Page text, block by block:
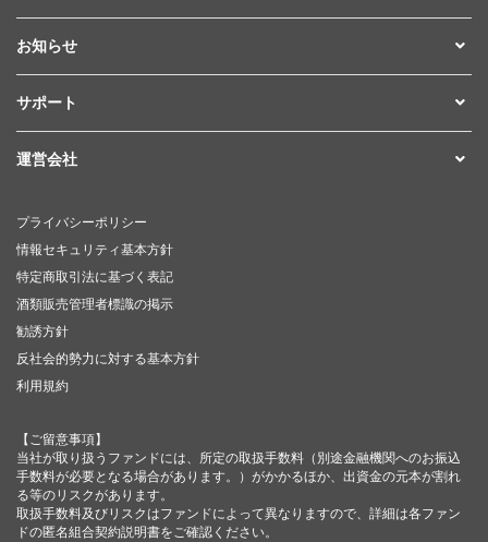
お知らせ
サポート
運営会社
プライバシーポリシー
情報セキュリティ基本方針
特定商取引法に基づく表記
酒類販売管理者標識の掲示
勧誘方針
反社会的勢力に対する基本方針
利用規約
【ご留意事項】
当社が取り扱うファンドには、所定の取扱手数料（別途金融機関へのお振込
手数料が必要となる場合があります。）がかかるほか、出資金の元本が割れ
る等のリスクがあります。
取扱手数料及びリスクはファンドによって異なりますので、詳細は各ファン
ドの匿名組合契約説明書をご確認ください。